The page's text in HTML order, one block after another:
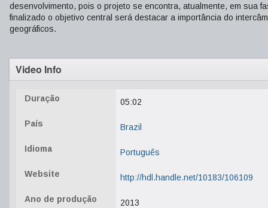
desenvolvimento, pois o projeto se encontra, atualmente, em sua
finalizado o objetivo central será destacar a importância do
geográficos.
Video Info
Duração 05:02
País Brazil
Idioma Português
Website http://hdl.handle.net/10183/106109
Ano de produção 2013